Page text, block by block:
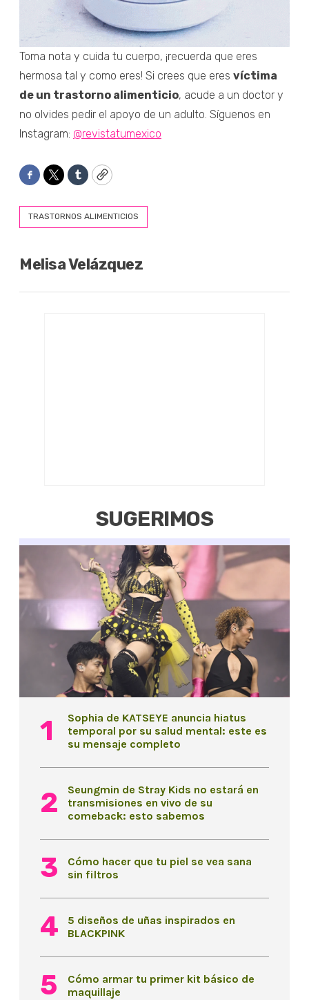
Toma nota y cuida tu cuerpo, ¡recuerda que eres
hermosa tal y como eres! Si crees que eres víctima
de un trastorno alimenticio, acude a un doctor y
no olvides pedir el apoyo de un adulto. Síguenos en
Instagram: @revistatumexico
Facebook
TwitterTumblrCopy
TRASTORNOS ALIMENTICIOS
Melisa Velázquez
SUGERIMOS
Sophia de KATSEYE anuncia hiatus
temporal por su salud mental: este es
su mensaje completo
Seungmin de Stray Kids no estará en
transmisiones en vivo de su
comeback: esto sabemos
Cómo hacer que tu piel se vea sana
sin filtros
5 diseños de uñas inspirados en
BLACKPINK
Cómo armar tu primer kit básico de
maquillaje